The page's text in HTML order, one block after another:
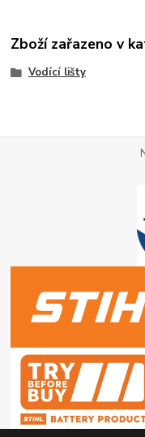
Zboží zařazeno v
Vodící lišty
Naši
Rok